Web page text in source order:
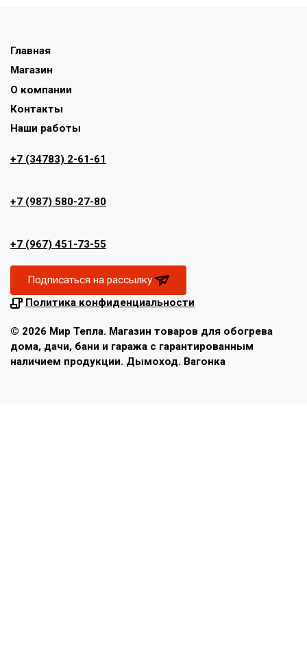
Главная
Магазин
О компании
Контакты
Наши работы
+7 (34783) 2-61-61
+7 (987) 580-27-80
+7 (967) 451-73-55
Подписаться на рассылку
Политика конфиденциальности
© 2026 Мир Тепла. Магазин товаров для обогрева
дома, дачи, бани и гаража с гарантированным
наличием продукции. Дымоход. Вагонка